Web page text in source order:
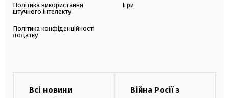
Політика використання
штучного інтелекту
Політика конфіденційності
додатку
Ігри
Всі новини
Війна Росії з